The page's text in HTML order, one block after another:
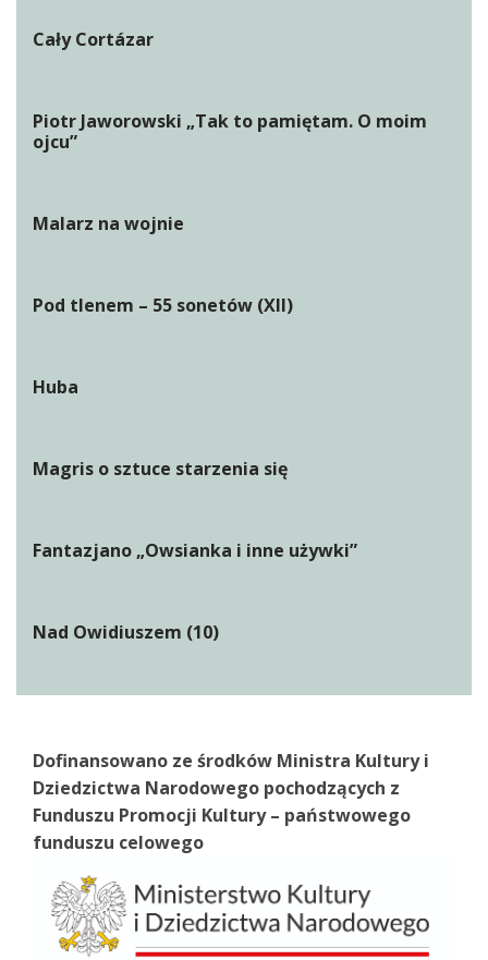
Cały Cortázar
Piotr Jaworowski „Tak to pamiętam. O moim
ojcu”
Malarz na wojnie
Pod tlenem – 55 sonetów (XII)
Huba
Magris o sztuce starzenia się
Fantazjano „Owsianka i inne używki”
Nad Owidiuszem (10)
Dofinansowano ze środków Ministra Kultury i
Dziedzictwa Narodowego pochodzących z
Funduszu Promocji Kultury – państwowego
funduszu celowego